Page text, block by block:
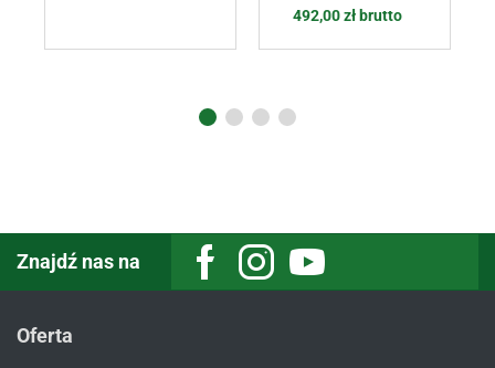
492,00zł brutto
Znajdź nas na
Oferta